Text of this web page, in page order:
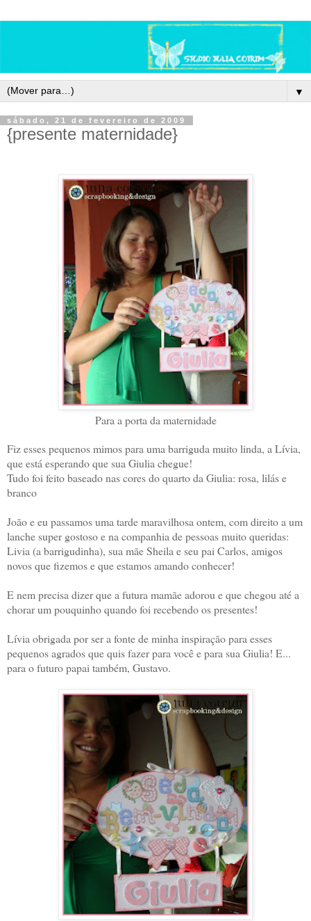
▼
sábado, 21 de fevereiro de 2009
{presente maternidade}
Para a porta da maternidade
Fiz esses pequenos mimos para uma barriguda muito linda, a Lívia,
que está esperando que sua Giulia chegue!
Tudo foi feito baseado nas cores do quarto da Giulia: rosa, lilás e
branco
João e eu passamos uma tarde maravilhosa ontem, com direito a um
lanche super gostoso e na companhia de pessoas muito queridas:
Livia (a barrigudinha), sua mãe Sheila e seu pai Carlos, amigos
novos que fizemos e que estamos amando conhecer!
E nem precisa dizer que a futura mamãe adorou e que chegou até a
chorar um pouquinho quando foi recebendo os presentes!
Lívia obrigada por ser a fonte de minha inspiração para esses
pequenos agrados que quis fazer para você e para sua Giulia! E...
para o futuro papai também, Gustavo.